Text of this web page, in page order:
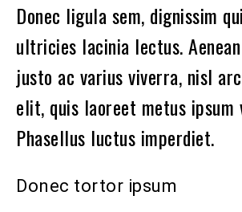
Donec ligula sem, dignissim
ultricies lacinia lectus.
justo ac varius viverra, nisl
elit, quis laoreet metus ipsum
Phasellus luctus imperdiet.
Donec tortor ipsum